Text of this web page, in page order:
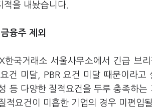
을 내놨습니다.
융주 제외
한국거래소 서울사무소에서 긴급 브
건 미달, PBR 요건 미달 때문이라
등 다양한 질적요건을 두루 충족하
적요건이 미흡한 기업의 경우 미편입